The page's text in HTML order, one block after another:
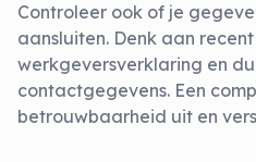
Controleer ook of je
aansluiten. Denk aan
werkgeversverklaring en
contactgegevens. Een
betrouwbaarheid uit en